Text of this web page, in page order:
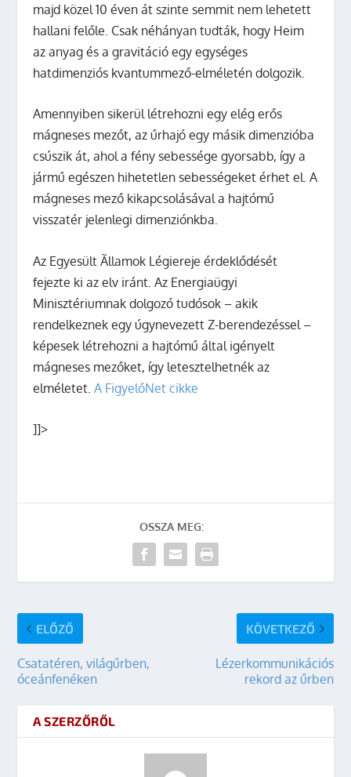
majd közel 10 éven át szinte semmit nem lehetett
hallani felőle. Csak néhányan tudták, hogy Heim
az anyag és a gravitáció egy egységes
hatdimenziós kvantummező-elméletén dolgozik.
Amennyiben sikerül létrehozni egy elég erős
mágneses mezőt, az űrhajó egy másik dimenzióba
csúszik át, ahol a fény sebessége gyorsabb, így a
jármű egészen hihetetlen sebességeket érhet el. A
mágneses mező kikapcsolásával a hajtómű
visszatér jelenlegi dimenziónkba.
Az Egyesült Ãllamok Légiereje érdeklődését
fejezte ki az elv iránt. Az Energiaügyi
Minisztériumnak dolgozó tudósok – akik
rendelkeznek egy úgynevezett Z-berendezéssel –
képesek létrehozni a hajtómű által igényelt
mágneses mezőket, így letesztelhetnék az
elméletet.A FigyelőNet cikke
]]>
OSSZA MEG:
ELŐZŐ
Csatatéren, világűrben,
óceánfenéken
KÖVETKEZŐ
Lézerkommunikációs
rekord az űrben
A SZERZŐRŐL